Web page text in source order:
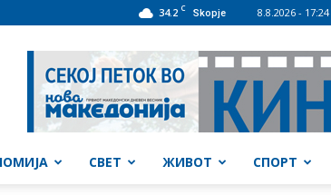
34.2 C Skopje 8.8.2026 - 17:24
СВЕТ ЖИВОТ СПОРТ